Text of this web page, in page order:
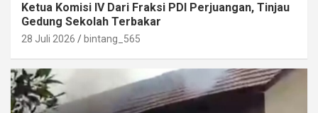
Ketua Komisi IV Dari Fraksi PDI Perjuangan, Tinjau
Gedung Sekolah Terbakar
28 Juli 2026 bintang_565